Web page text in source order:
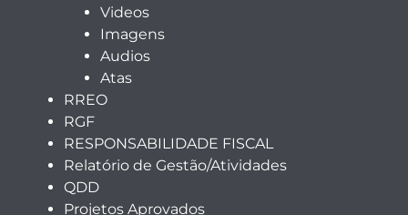
Videos
Imagens
Audios
Atas
RREO
RGF
RESPONSABILIDADE FISCAL
Relatório de Gestão/Atividades
QDD
Projetos Aprovados